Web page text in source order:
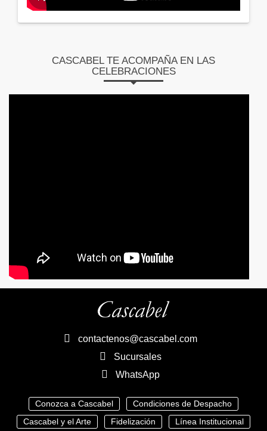
CASCABEL TE ACOMPAÑA EN LAS
CELEBRACIONES
contactenos@cascabel.com
Sucursales
WhatsApp
Conozca a Cascabel
Condiciones de Despacho
Cascabel y el Arte
Fidelización Línea Institucional